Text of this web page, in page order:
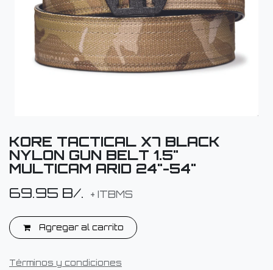
KORE TACTICAL X7 BLACK
NYLON GUN BELT 1.5"
MULTICAM ARID 24"-54"
69.95 B/. + ITBMS
Agregar al carrito
Términos y condiciones